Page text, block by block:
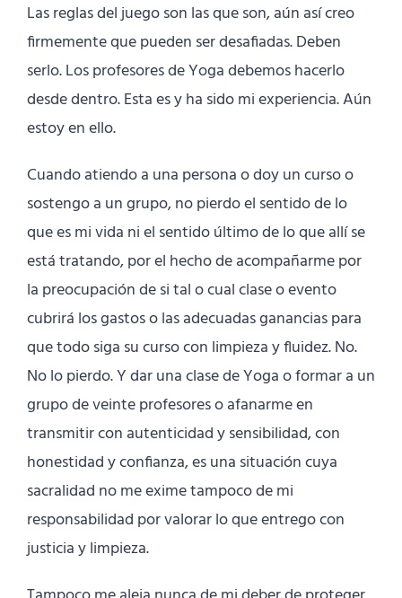
Las reglas del juego son las que son, aún así creo
firmemente que pueden ser desafiadas. Deben
serlo. Los profesores de Yoga debemos hacerlo
desde dentro. Esta es y ha sido mi experiencia. Aún
estoy en ello.
Cuando atiendo a una persona o doy un curso o
sostengo a un grupo, no pierdo el sentido de lo
que es mi vida ni el sentido último de lo que allí se
está tratando, por el hecho de acompañarme por
la preocupación de si tal o cual clase o evento
cubrirá los gastos o las adecuadas ganancias para
que todo siga su curso con limpieza y fluidez. No.
No lo pierdo. Y dar una clase de Yoga o formar a un
grupo de veinte profesores o afanarme en
transmitir con autenticidad y sensibilidad, con
honestidad y confianza, es una situación cuya
sacralidad no me exime tampoco de mi
responsabilidad por valorar lo que entrego con
justicia y limpieza.